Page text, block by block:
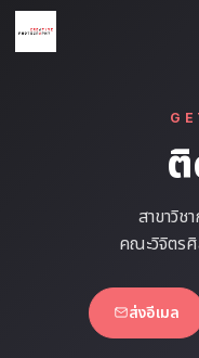
EXHIBITIONS
ติ
สาขาวิช
คณะวิจิตร
ส่งอีเมล